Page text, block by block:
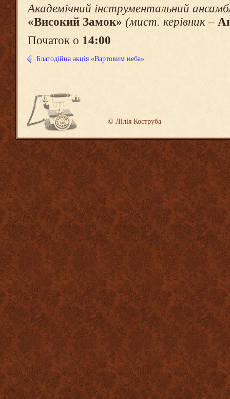
Академічний інструментальний
«Високий Замок» (мист. керівник–
Початок о 14:00
Благодійна акція «Вартовим неба»
© Лілія Коструба